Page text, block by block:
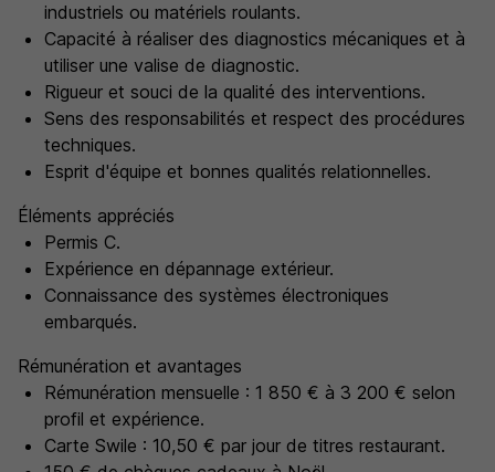
industriels ou matériels roulants.
Capacité à réaliser des diagnostics mécaniques et à
utiliser une valise de diagnostic.
Rigueur et souci de la qualité des interventions.
Sens des responsabilités et respect des procédures
techniques.
Esprit d'équipe et bonnes qualités relationnelles.
Éléments appréciés
Permis C.
Expérience en dépannage extérieur.
Connaissance des systèmes électroniques
embarqués.
Rémunération et avantages
Rémunération mensuelle : 1 850 € à 3 200 € selon
profil et expérience.
Carte Swile : 10,50 € par jour de titres restaurant.